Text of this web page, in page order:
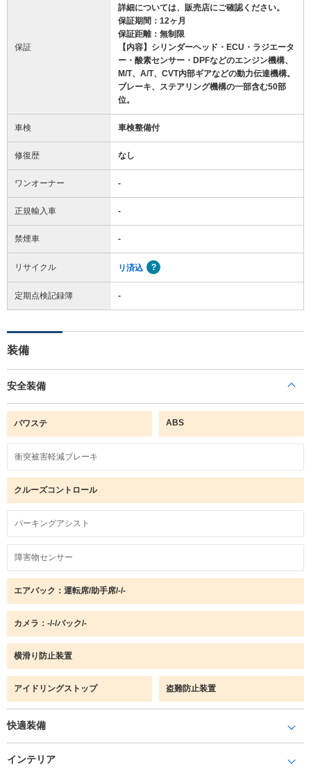
保証
詳細については、販売店にご確認ください。
保証期間：12ヶ月
保証距離：無制限
【内容】シリンダーヘッド・ECU・ラジエータ
ー・酸素センサー・DPFなどのエンジン機構、
M/T、A/T、CVT内部ギアなどの動力伝達機構。
ブレーキ、ステアリング機構の一部含む50部
位。
車検 車検整備付
修復歴 なし
ワンオーナー -
正規輸入車 -
禁煙車 -
リサイクル リ済込
定期点検記録簿 -
装備
安全装備
パワステ ABS
衝突被害軽減ブレーキ
クルーズコントロール
パーキングアシスト
障害物センサー
エアバック：運転席/助手席/-/-
カメラ：-/-/バック/-
横滑り防止装置
アイドリングストップ 盗難防止装置
快適装備
インテリア